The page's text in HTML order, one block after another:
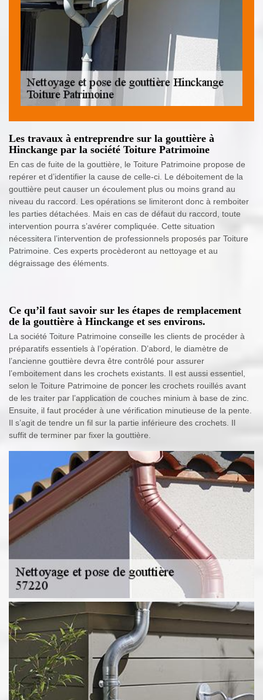
Les travaux à entreprendre sur la gouttière à
Hinckange par la société Toiture Patrimoine
En cas de fuite de la gouttière, le Toiture Patrimoine propose de
repérer et d’identifier la cause de celle-ci. Le déboitement de la
gouttière peut causer un écoulement plus ou moins grand au
niveau du raccord. Les opérations se limiteront donc à remboiter
les parties détachées. Mais en cas de défaut du raccord, toute
intervention pourra s’avérer compliquée. Cette situation
nécessitera l’intervention de professionnels proposés par Toiture
Patrimoine. Ces experts procèderont au nettoyage et au
dégraissage des éléments.
Ce qu’il faut savoir sur les étapes de remplacement
de la gouttière à Hinckange et ses environs.
La société Toiture Patrimoine conseille les clients de procéder à
préparatifs essentiels à l’opération. D’abord, le diamètre de
l’ancienne gouttière devra être contrôlé pour assurer
l’emboitement dans les crochets existants. Il est aussi essentiel,
selon le Toiture Patrimoine de poncer les crochets rouillés avant
de les traiter par l’application de couches minium à base de zinc.
Ensuite, il faut procéder à une vérification minutieuse de la pente.
Il s’agit de tendre un fil sur la partie inférieure des crochets. Il
suffit de terminer par fixer la gouttière.